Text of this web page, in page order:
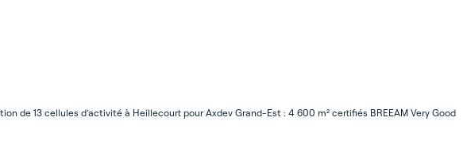
de 13 cellules d’activité à Heillecourt pour Axdev Grand-Est : 4 600 m² certifiés BREEAM Very Good